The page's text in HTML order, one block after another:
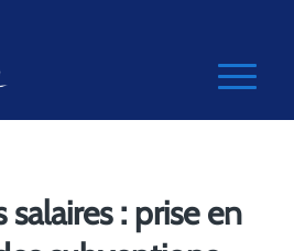
salaires : prise en